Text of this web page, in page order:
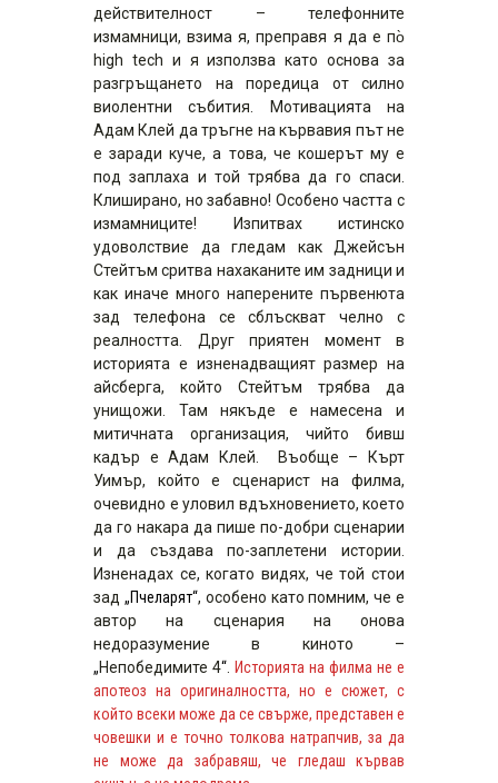
действителност – телефонните
измамници, взима я, преправя я да е по̀
high tech и я използва като основа за
разгръщането на поредица от силно
виолентни събития. Мотивацията на
Адам Клей да тръгне на кървавия път не
е заради куче, а това, че кошерът му е
под заплаха и той трябва да го спаси.
Клиширано, но забавно! Особено частта с
измамниците! Изпитвах истинско
удоволствие да гледам как Джейсън
Стейтъм сритва нахаканите им задници и
как иначе много наперените първенюта
зад телефона се сблъскват челно с
реалността. Друг приятен момент в
историята е изненадващият размер на
айсберга, който Стейтъм трябва да
унищожи. Там някъде е намесена и
митичната организация, чийто бивш
кадър е Адам Клей. Въобще – Кърт
Уимър, който е сценарист на филма,
очевидно е уловил вдъхновението, което
да го накара да пише по-добри сценарии
и да създава по-заплетени истории.
Изненадах се, когато видях, че той стои
зад „Пчеларят“, особено като помним, че е
автор на сценария на онова
недоразумение в киното –
„Непобедимите 4“ Историята на филма не е
апотеоз на оригиналността, но е сюжет, с
който всеки може да се свърже, представен е
човешки и е точно толкова натрапчив, за да
не може да забравяш, че гледаш кървав